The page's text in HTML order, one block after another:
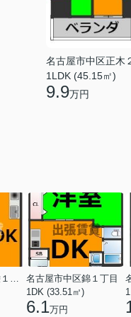
名古屋市中区正木
1LDK (45.15㎡)
9.9万円
名古屋市中区錦１丁目
1DK (33.51㎡)
6.1万円